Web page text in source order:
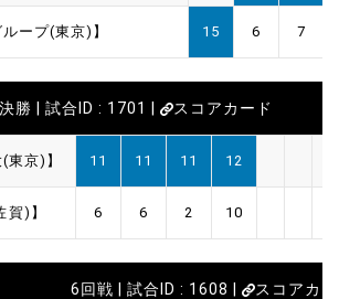
ープ(東京)】 15 6 7
勝 | 試合ID : 1701 | スコアカード
東京)】 11 11 11 12
賀)】 6 6 2 10
6回戦 | 試合ID : 1608 | スコアカ